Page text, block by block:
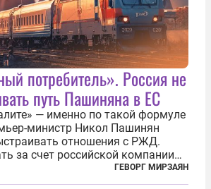
потребитель». Россия не
путь Пашиняна в ЕС
— именно по такой формуле
министр Никол Пашинян
отношения с РЖД.
за счет российской компании
инфраструктуру в районе
(коридора, который должен
ГЕВОРГ МИРЗАЯН